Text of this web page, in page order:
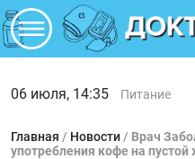
06 июля, 14:35 Питание
Главная / Новости / Врач
употребления кофе на